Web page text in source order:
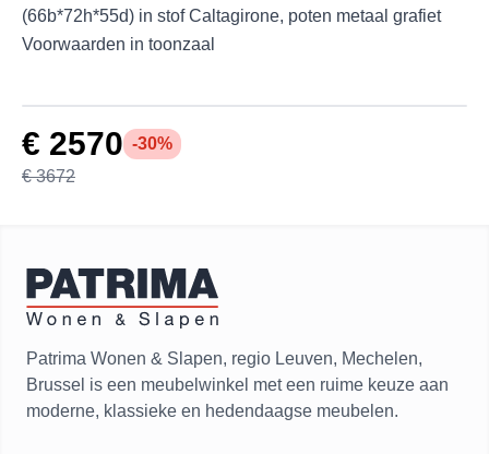
(66b*72h*55d) in stof Caltagirone, poten metaal grafiet
Voorwaarden in toonzaal
€ 2570 -30%
€ 3672
Patrima Wonen & Slapen, regio Leuven, Mechelen,
Brussel is een meubelwinkel met een ruime keuze aan
moderne, klassieke en hedendaagse meubelen.